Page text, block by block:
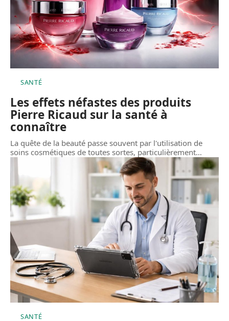
SANTÉ
Les effets néfastes des produits
Pierre Ricaud sur la santé à
connaître
La quête de la beauté passe souvent par l'utilisation de
soins cosmétiques de toutes sortes, particulièrement…
SANTÉ